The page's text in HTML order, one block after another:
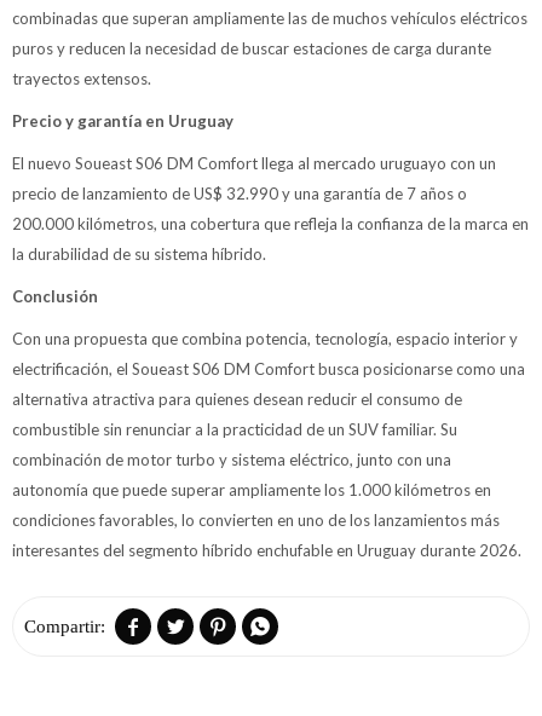
combinadas que superan ampliamente las de muchos vehículos eléctricos
puros y reducen la necesidad de buscar estaciones de carga durante
trayectos extensos.
Precio y garantía en Uruguay
El nuevo Soueast S06 DM Comfort llega al mercado uruguayo con un
precio de lanzamiento de US$ 32.990 y una garantía de 7 años o
200.000 kilómetros, una cobertura que refleja la confianza de la marca en
la durabilidad de su sistema híbrido.
Conclusión
Con una propuesta que combina potencia, tecnología, espacio interior y
electrificación, el Soueast S06 DM Comfort busca posicionarse como una
alternativa atractiva para quienes desean reducir el consumo de
combustible sin renunciar a la practicidad de un SUV familiar. Su
combinación de motor turbo y sistema eléctrico, junto con una
autonomía que puede superar ampliamente los 1.000 kilómetros en
condiciones favorables, lo convierten en uno de los lanzamientos más
interesantes del segmento híbrido enchufable en Uruguay durante 2026.
   